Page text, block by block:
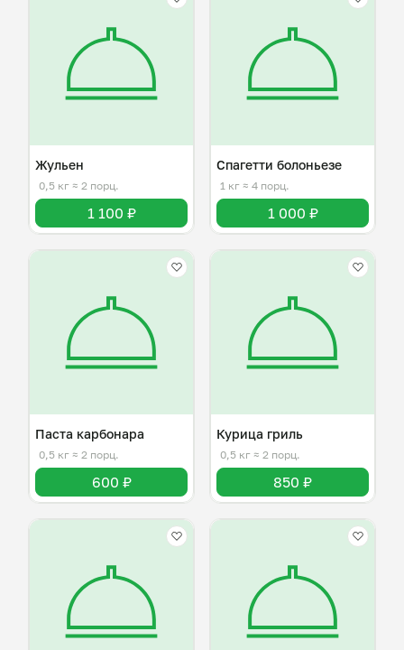
Жульен
0,5 кг ≈ 2 порц.
1 100 ₽
Спагетти болоньезе
1 кг ≈ 4 порц.
1 000 ₽
Паста карбонара
0,5 кг ≈ 2 порц.
600 ₽
Курица гриль
0,5 кг ≈ 2 порц.
850 ₽